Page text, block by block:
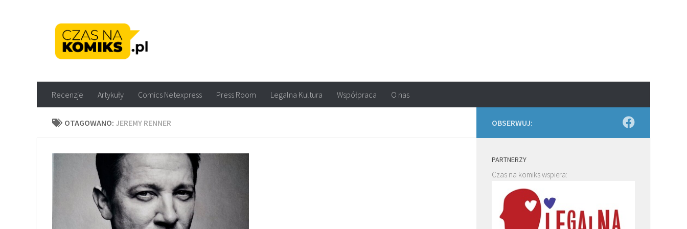
Recenzje Artykuły Comics Netexpress Press Room Legalna Kultura Współpraca O nas
OTAGOWANO: JEREMY RENNER OBSERWUJ:
PARTNERZY
Czas na komiks wspiera: